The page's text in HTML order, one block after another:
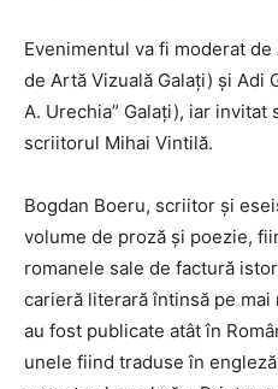
Evenimentul va fi moderat
de Artă Vizuală Galați) și Adi
A. Urechia” Galați), iar
scriitorul Mihai Vintilă.
Bogdan Boeru, scriitor și
volume de proză și poezie,
romanele sale de factură
carieră literară întinsă pe
au fost publicate atât în
unele fiind traduse în